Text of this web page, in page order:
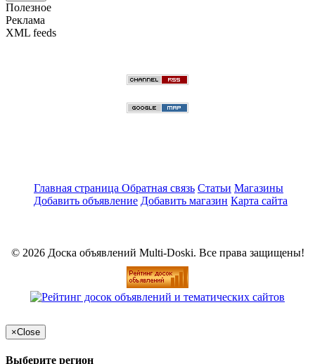
Полезное
Реклама
XML feeds
Главная страница Обратная связь Статьи Магазины
Добавить объявление Добавить магазин Карта сайта
© 2026 Доска объявлений Multi-Doski. Все права защищены!
×Close
Выберите регион